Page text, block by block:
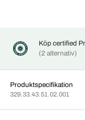
Köp certified
(2 alternativ)
Produktspecifikation
329.33.43.51.02.001